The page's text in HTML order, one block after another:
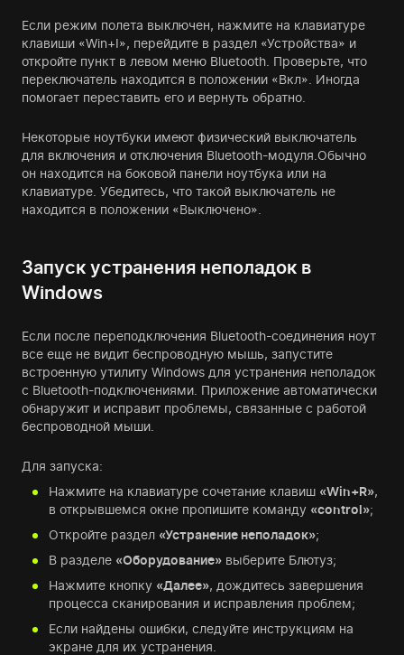
Если режим полета выключен, нажмите на клавиатуре
клавиши «Win+I», перейдите в раздел «Устройства» и
откройте пункт в левом меню Bluetooth. Проверьте, что
переключатель находится в положении «Вкл». Иногда
помогает переставить его и вернуть обратно.
Некоторые ноутбуки имеют физический выключатель
для включения и отключения Bluetooth-модуля.Обычно
он находится на боковой панели ноутбука или на
клавиатуре. Убедитесь, что такой выключатель не
находится в положении «Выключено».
Запуск устранения неполадок в
Windows
Если после переподключения Bluetooth-соединения ноут
все еще не видит беспроводную мышь, запустите
встроенную утилиту Windows для устранения неполадок
с Bluetooth-подключениями. Приложение автоматически
обнаружит и исправит проблемы, связанные с работой
беспроводной мыши.
Для запуска:
Нажмите на клавиатуре сочетание клавиш «Win+R»,
в открывшемся окне пропишите команду «control»;
Откройте раздел «Устранение неполадок»;
В разделе «Оборудование» выберите Блютуз;
Нажмите кнопку «Далее», дождитесь завершения
процесса сканирования и исправления проблем;
Если найдены ошибки, следуйте инструкциям на
экране для их устранения.